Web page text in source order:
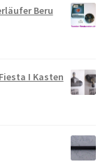
Beru
I Kasten